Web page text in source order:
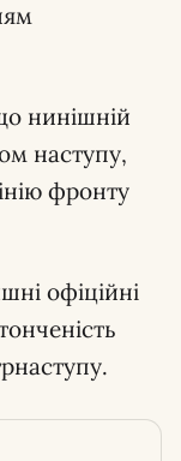
нинішній
наступу,
фронту
офіційні